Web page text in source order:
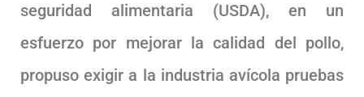
seguridad alimentaria (USDA), en un
esfuerzo por mejorar la calidad del pollo,
propuso exigir a la industria avícola pruebas